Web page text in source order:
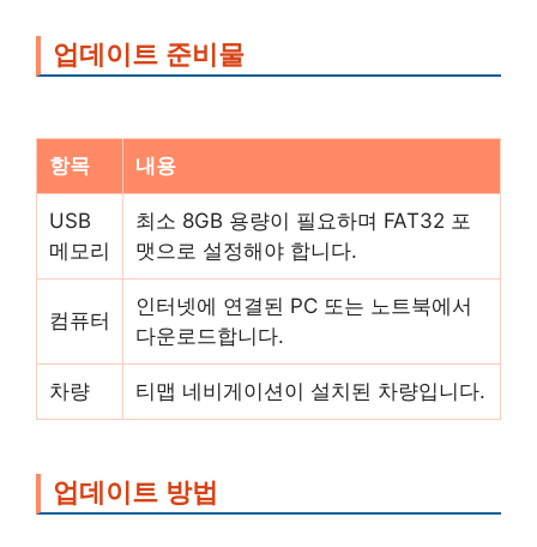
업데이트 준비물
항목 내용
USB
메모리
최소 8GB 용량이 필요하며 FAT32 포
맷으로 설정해야 합니다.
컴퓨터
인터넷에 연결된 PC 또는 노트북에서
다운로드합니다.
차량 티맵 네비게이션이 설치된 차량입니다.
업데이트 방법